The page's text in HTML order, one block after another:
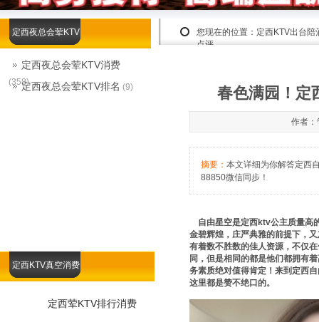
您现在的位置： 定西KTV出台陪
点评
定西KTV真空消费
定西荤KTV排行消费
春色满园！定
作者
摘要： 本文详细为你解答定西
88850微信同步！
自由星空是定西ktv公主质量高
金碧辉煌，庄严典雅的前提下，
有着数不胜数的佳人资源，不仅
同，但是相同的都是他们都拥有
务素质绝对值得肯定！来到定西
这里都是赞不绝口的。
定西夜总会荤KTV
定西夜总会荤KTV消费
(358)定西夜总会荤KTV排名 (9)